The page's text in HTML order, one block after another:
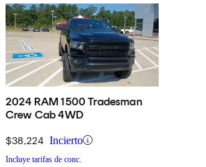
2024 RAM 1500 Tradesman
Crew Cab 4WD
$38,224 Incierto
Incluye tarifas de conc.